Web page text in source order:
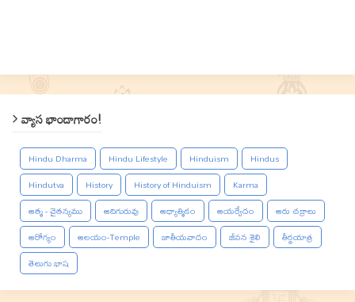
వ్యాస భాండాగారం!
Hindu Dharma Hindu Lifestyle Hinduism
Hindus
Hindutva
History History of Hinduism
Karma
ఆత్మ - చైతన్యము
ఆదిగురువు ఆధ్యాత్మికం ఆయర్వేదం
ఆరు చక్రాలు
ఆరోగ్యం
ఆలయం-Temple జాతీయవాదం జీవన శైలి
తీర్థయాత్ర
తెలుగు భాష